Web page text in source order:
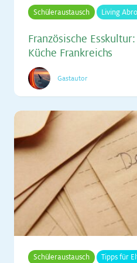
Schüleraustausch Living
Fran­zö­si­sche
Kü­che Frank­reichs
Gastautor
Schüleraustausch Tipps für